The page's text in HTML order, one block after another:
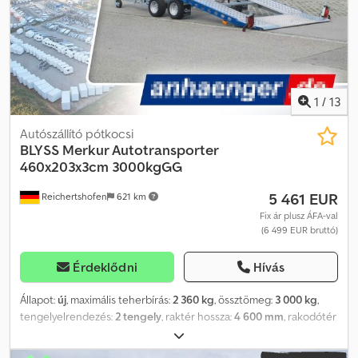
Itt is megrendelheti a kívánt pótkocsit és tartozékokat előzetes
egyeztetés után: B L Y S S transporttechnik GmbH Burenkamp 18-
20 46286 Dorsten-Wulfen Tel.: .:.:.:.:.:.:.:.:.:.:.:.:.:.:.:.:.:.:.:.:.:.:.:.:.:.:.:.:.:.:.:.:
.:.:.:.:.:.:.:.:.:.:.:.:.:.:.:.:.:.:.:.:.:.:.:.:.:.:.:.: B L Y S S transporttechnik GmbH
Sonnenbergstr. 5a 38723 Seesen Tel.:
=.=.=.=.=.=.=.=.=.=.=.=.=.=.=.=.=.=.=.=.=.=.=.=.=.=.=.=.=.=.=.=. =.=.=.=.=. A
képek nem feltétlenül tükrözik a standard felszereltséget, a
műszaki változtatások (pl. gumiabroncs méret) fenntartva.
1 / 13
Reichertshofen 621 km
Autószállító pótkocsi
BLYSS Merkur Autotransporter
460x203x3cm 3000kgGG
5 461 EUR
Fix ár plusz ÁFA-val
(6 499 EUR bruttó)
Érdeklődni Hívás
Állapot:új, maximális teherbírás:2 360 kg, össztömeg: 3 000 kg,
tengelyelrendezés:2 tengely, raktér hossza:4 600 mm, rakodótér
, raktérmagasság:
AUTÓSZÁLLÍTÓ Műszaki adatok: * Szállító típusa: Merkur 3000 *